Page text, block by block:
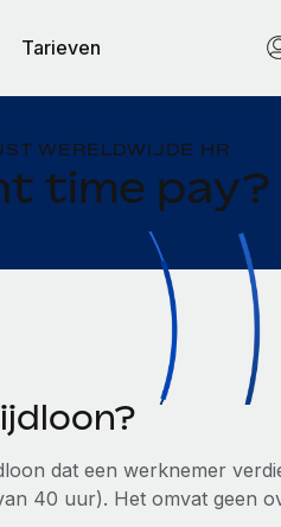
Tarieven
WERELDWIJDE HR
time pay?
dat een werknemer
40 uur). Het omvat geen